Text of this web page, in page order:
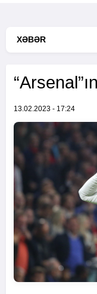
XƏBƏR
13.02.2023 - 17:24